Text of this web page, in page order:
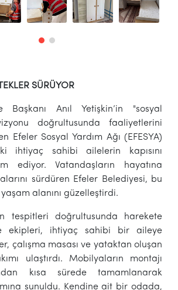
SÜRÜYOR
Başkanı Anıl Yetişkin’in "sosyal
doğrultusunda faaliyetlerini
Efeler Sosyal Yardım Ağı (EFESYA)
ihtiyaç sahibi ailelerin kapısını
ediyor. Vatandaşların hayatına
sürdüren Efeler Belediyesi, bu
alanını güzelleştirdi.
tespitleri doğrultusunda harekete
ekipleri, ihtiyaç sahibi bir aileye
çalışma masası ve yataktan oluşan
ulaştırdı. Mobilyaların montajı
kısa sürede tamamlanarak
sunuldu. Kendine ait bir odada,